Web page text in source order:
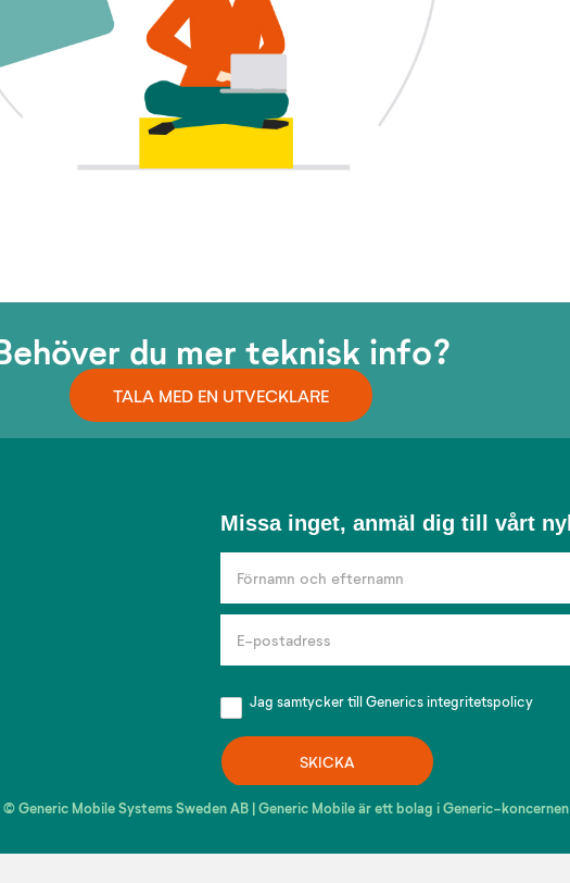
du mer teknisk info?
TALA MED EN UTVECKLARE
anmäl
dig
till
vårt
nyhetsbrev!
Missa inget, anmäl dig till vårt
Jag samtycker till Genericsintegritetspolicy
SKICKA
© Generic Mobile Systems Sweden AB | Generic Mobile är ett bolag i Generic-